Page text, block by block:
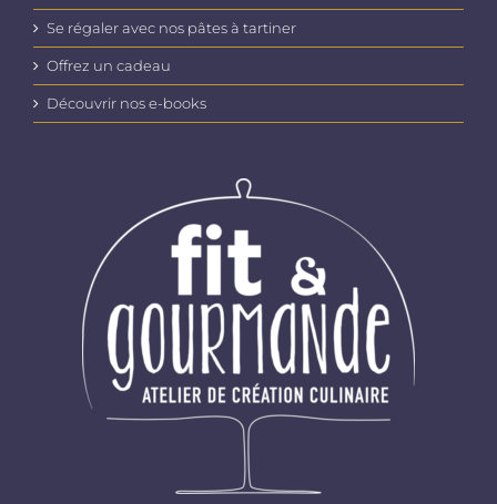
Se régaler avec nos pâtes à tartiner
Offrez un cadeau
Découvrir nos e-books